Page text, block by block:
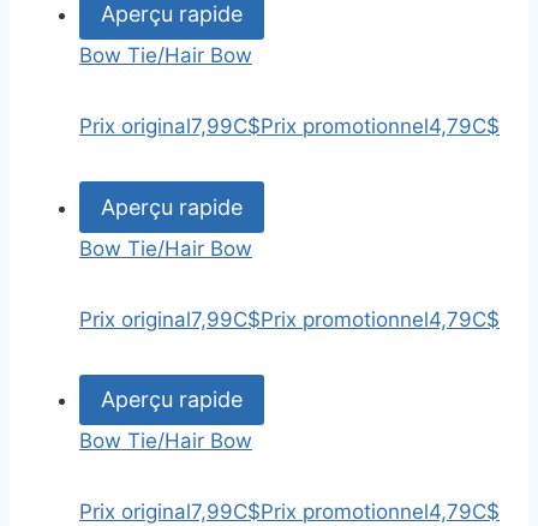
Aperçu rapide
Bow Tie/Hair Bow
Prix original7,99C$Prix promotionnel4,79C$
Aperçu rapide
Bow Tie/Hair Bow
Prix original7,99C$Prix promotionnel4,79C$
Aperçu rapide
Bow Tie/Hair Bow
Prix original7,99C$Prix promotionnel4,79C$